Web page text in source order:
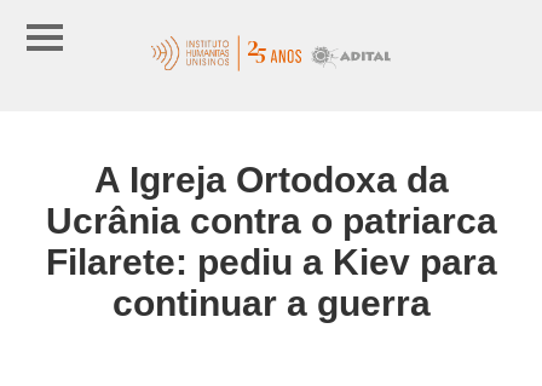
A Igreja Ortodoxa da
Ucrânia contra o patriarca
Filarete: pediu a Kiev para
continuar a guerra